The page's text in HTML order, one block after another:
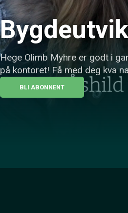
Hege Olimb Myhre er godt i
på kontoret! Få med deg kva
BLI ABONNENT